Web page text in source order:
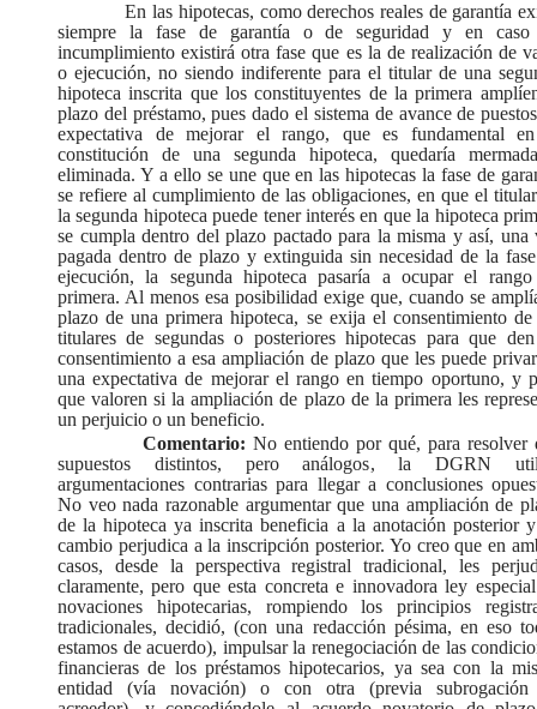
En las hipotecas, como derechos reales de garantía
siempre la fase de garantía o de seguridad y en caso
incumplimiento existirá otra fase que es la de realización de
o ejecución, no siendo indiferente para el titular de una
hipoteca inscrita que los constituyentes de la primera
plazo del préstamo, pues dado el sistema de avance de
expectativa de mejorar el rango, que es fundamental
constitución de una segunda hipoteca, quedaría
eliminada. Y a ello se une que en las hipotecas la fase de
se refiere al cumplimiento de las obligaciones, en que el
la segunda hipoteca puede tener interés en que la hipoteca
se cumpla dentro del plazo pactado para la misma y así, una
pagada dentro de plazo y extinguida sin necesidad de la
ejecución, la segunda hipoteca pasaría a ocupar el
primera. Al menos esa posibilidad exige que, cuando se
plazo de una primera hipoteca, se exija el consentimiento de
titulares de segundas o posteriores hipotecas para que
consentimiento a esa ampliación de plazo que les puede
una expectativa de mejorar el rango en tiempo oportuno, y
que valoren si la ampliación de plazo de la primera les
un perjuicio o un beneficio.
Comentario: No entiendo por qué, para resolver
supuestos distintos, pero análogos, la DGRN
argumentaciones contrarias para llegar a conclusiones
No veo nada razonable argumentar que una ampliación de
de la hipoteca ya inscrita beneficia a la anotación posterior
cambio perjudica a la inscripción posterior. Yo creo que en
casos, desde la perspectiva registral tradicional, les
claramente, pero que esta concreta e innovadora ley
novaciones hipotecarias, rompiendo los principios
tradicionales, decidió, (con una redacción pésima, en eso
estamos de acuerdo), impulsar la renegociación de las
financieras de los préstamos hipotecarios, ya sea con la
entidad (vía novación) o con otra (previa subrogación